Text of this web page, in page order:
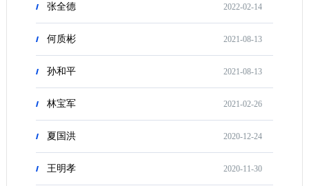
张全德 2022-02-14
何质彬 2021-08-13
孙和平 2021-08-13
林宝军 2021-02-26
夏国洪 2020-12-24
王明孝 2020-11-30